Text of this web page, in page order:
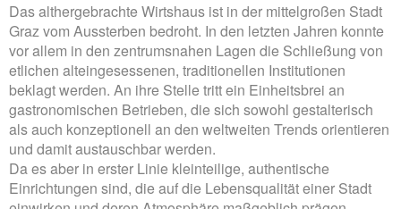
Das althergebrachte Wirtshaus ist in der mittelgroßen Stadt
Graz vom Aussterben bedroht. In den letzten Jahren konnte
vor allem in den zentrumsnahen Lagen die Schließung von
etlichen alteingesessenen, traditionellen Institutionen
beklagt werden. An ihre Stelle tritt ein Einheitsbrei an
gastronomischen Betrieben, die sich sowohl gestalterisch
als auch konzeptionell an den weltweiten Trends orientieren
und damit austauschbar werden.
Da es aber in erster Linie kleinteilige, authentische
Einrichtungen sind, die auf die Lebensqualität einer Stadt